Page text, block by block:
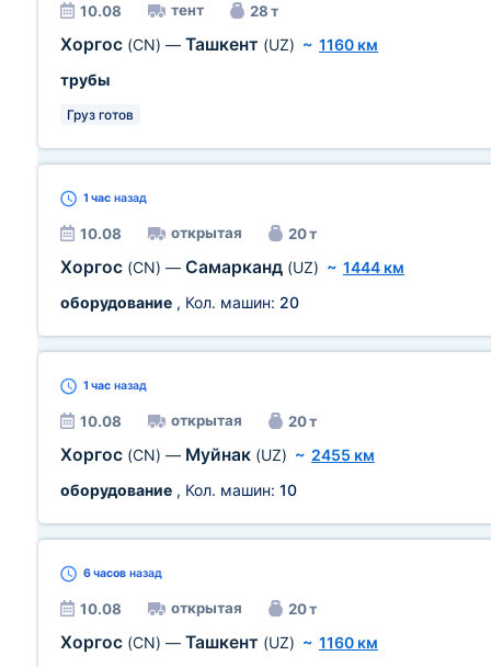
10.08 тент 28 т
Хоргос (CN) — Ташкент (UZ) ~ 1160 км
трубы
Груз готов
1 час назад
10.08 открытая 20 т
Хоргос (CN) — Самарканд (UZ) ~ 1444 км
оборудование , Кол. машин: 20
1 час назад
10.08 открытая 20 т
Хоргос (CN) — Муйнак (UZ) ~ 2455 км
оборудование , Кол. машин: 10
6 часов назад
10.08 открытая 20 т
Хоргос (CN) — Ташкент (UZ) ~ 1160 км